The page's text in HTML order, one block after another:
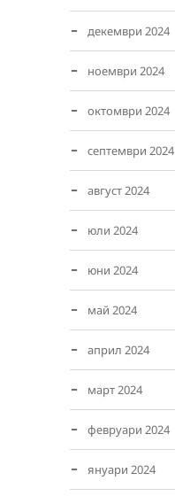
декември 2024
ноември 2024
октомври 2024
септември 2024
август 2024
юли 2024
юни 2024
май 2024
април 2024
март 2024
февруари 2024
януари 2024